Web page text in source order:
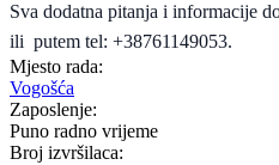
Sva dodatna pitanja i informacije
ili putem tel: +38761149053.
Mjesto rada:
Vogošća
Zaposlenje:
Puno radno vrijeme
Broj izvršilaca: